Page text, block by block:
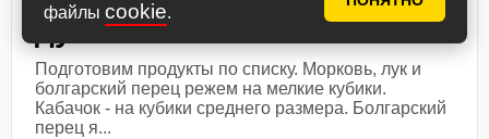
файлы cookie.
духовке
Подготовим продукты по списку. Морковь, лук и
болгарский перец режем на мелкие кубики.
Кабачок - на кубики среднего размера. Болгарский
перец я...